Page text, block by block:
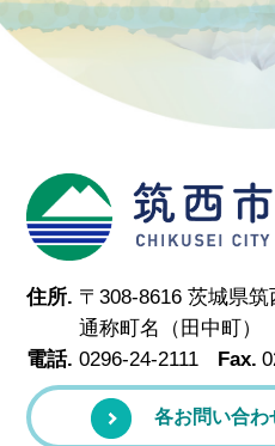
住所. 〒308-8616 茨城県
通称町名（田中町）
電話. 0296-24-2111 Fax.
各お問い合わ